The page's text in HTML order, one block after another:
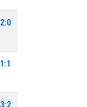
2:0
1:1
3:2